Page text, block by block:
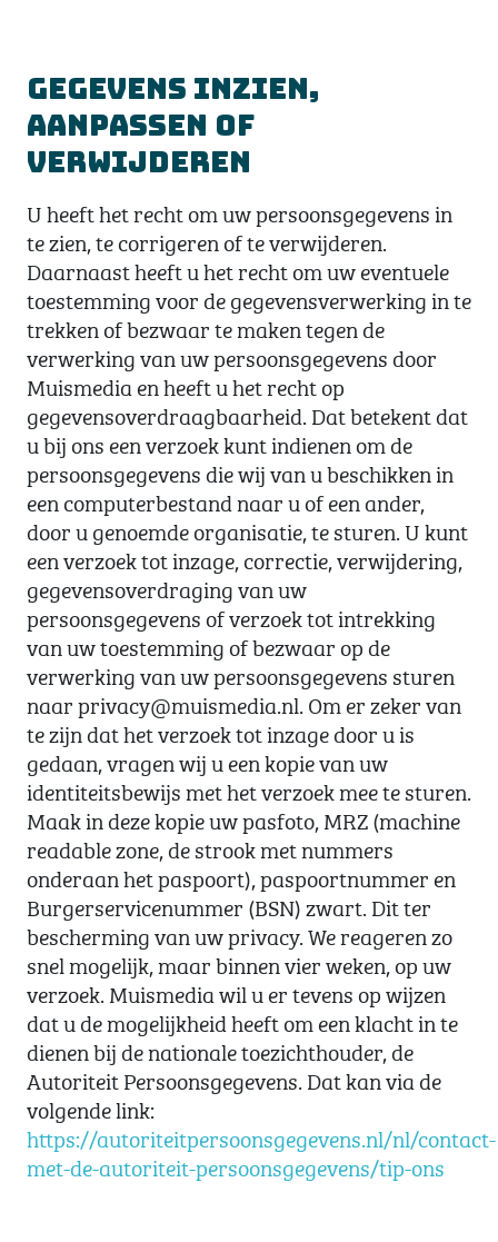
Gegevens inzien,
aanpassen of
verwijderen
U heeft het recht om uw persoonsgegevens in
te zien, te corrigeren of te verwijderen.
Daarnaast heeft u het recht om uw eventuele
toestemming voor de gegevensverwerking in te
trekken of bezwaar te maken tegen de
verwerking van uw persoonsgegevens door
Muismedia en heeft u het recht op
gegevensoverdraagbaarheid. Dat betekent dat
u bij ons een verzoek kunt indienen om de
persoonsgegevens die wij van u beschikken in
een computerbestand naar u of een ander,
door u genoemde organisatie, te sturen. U kunt
een verzoek tot inzage, correctie, verwijdering,
gegevensoverdraging van uw
persoonsgegevens of verzoek tot intrekking
van uw toestemming of bezwaar op de
verwerking van uw persoonsgegevens sturen
naar privacy@muismedia.nl. Om er zeker van
te zijn dat het verzoek tot inzage door u is
gedaan, vragen wij u een kopie van uw
identiteitsbewijs met het verzoek mee te sturen.
Maak in deze kopie uw pasfoto, MRZ (machine
readable zone, de strook met nummers
onderaan het paspoort), paspoortnummer en
Burgerservicenummer (BSN) zwart. Dit ter
bescherming van uw privacy. We reageren zo
snel mogelijk, maar binnen vier weken, op uw
verzoek. Muismedia wil u er tevens op wijzen
dat u de mogelijkheid heeft om een klacht in te
dienen bij de nationale toezichthouder, de
Autoriteit Persoonsgegevens. Dat kan via de
volgende link:
https://autoriteitpersoonsgegevens.nl/nl/contact-
met-de-autoriteit-persoonsgegevens/tip-ons